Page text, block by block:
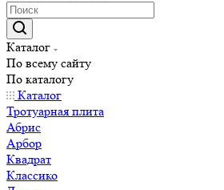
Каталог
По всему сайту
По каталогу
Каталог
Тротуарная плита
Абрис
Арбор
Квадрат
Классико